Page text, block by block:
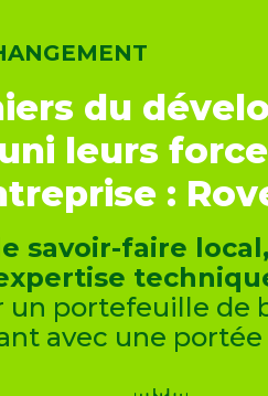
du
leurs
:
savoir-faire local,
un portefeuille de
avec une